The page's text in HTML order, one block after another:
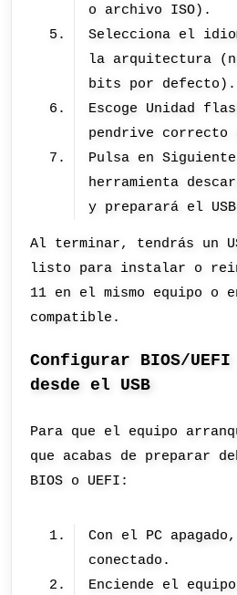
o archivo ISO).
Selecciona el
la arquitectura
bits por defecto).
Escoge Unidad
pendrive
Pulsa en
herramienta
y preparará el
Al terminar, tendrás un
listo para instalar o
11 en el mismo equipo o
compatible.
Configurar BIOS/
desde el USB
Para que el equipo
que acabas de preparar
BIOS o UEFI:
Con el PC
conectado.
Enciende el